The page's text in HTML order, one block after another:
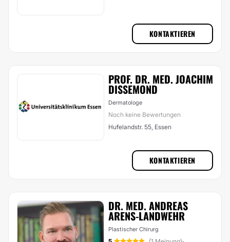
KONTAKTIEREN
PROF. DR. MED. JOACHIM
DISSEMOND
Dermatologe
Noch keine Bewertungen
Hufelandstr. 55, Essen
KONTAKTIEREN
DR. MED. ANDREAS
ARENS-LANDWEHR
Plastischer Chirurg